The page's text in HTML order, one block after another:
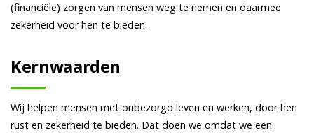
(financiële) zorgen van mensen weg te nemen en daarmee
zekerheid voor hen te bieden.
Kernwaarden
Wij helpen mensen met onbezorgd leven en werken, door hen
rust en zekerheid te bieden. Dat doen we omdat we een